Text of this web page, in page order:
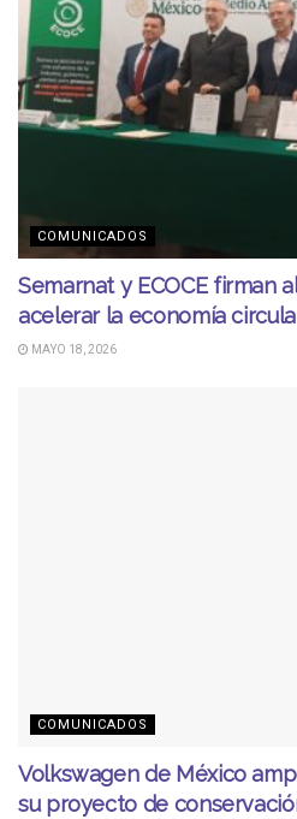
COMUNICADOS
Semarnat y ECOCE firman
acelerar la economía
MAYO 18, 2026
COMUNICADOS
Volkswagen de México
su proyecto de